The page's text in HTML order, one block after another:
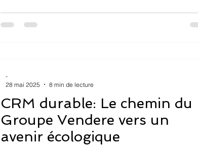
CRM durable: Le chemin du
Groupe Vendere vers un
avenir écologique
-
28 mai 2025
8 min de lecture